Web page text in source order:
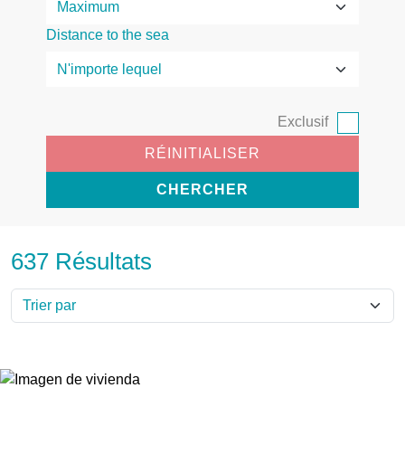
Distance to the sea
Exclusif
RÉINITIALISER
CHERCHER
637 Résultats